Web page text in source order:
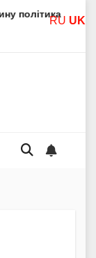
Молитва
RU UK